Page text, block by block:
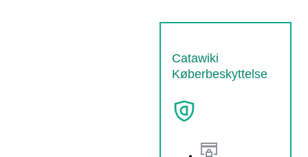
Catawiki
Køberbeskyttelse